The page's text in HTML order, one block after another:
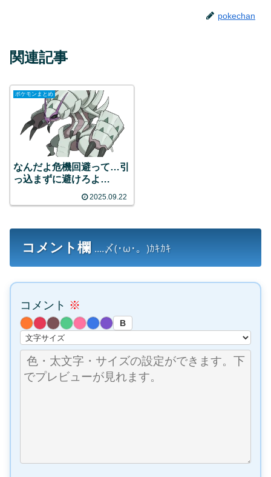
pokechan
関連記事
ポケモンまとめ
なんだよ危機回避って…引
っ込まずに避けろよ…
2025.09.22
コメント欄 ....〆(･ω･。)ｶｷｶｷ
コメント ※
B